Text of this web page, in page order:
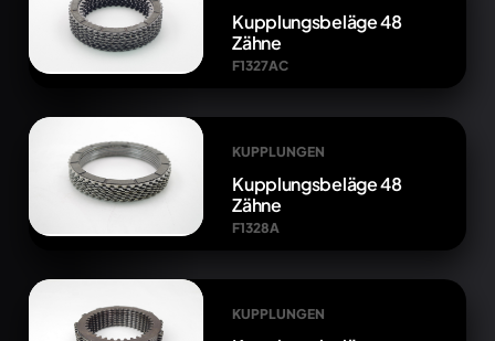
Kupplungsbeläge 48
Zähne
F1327AC
KUPPLUNGEN
Kupplungsbeläge 48
Zähne
F1328A
KUPPLUNGEN